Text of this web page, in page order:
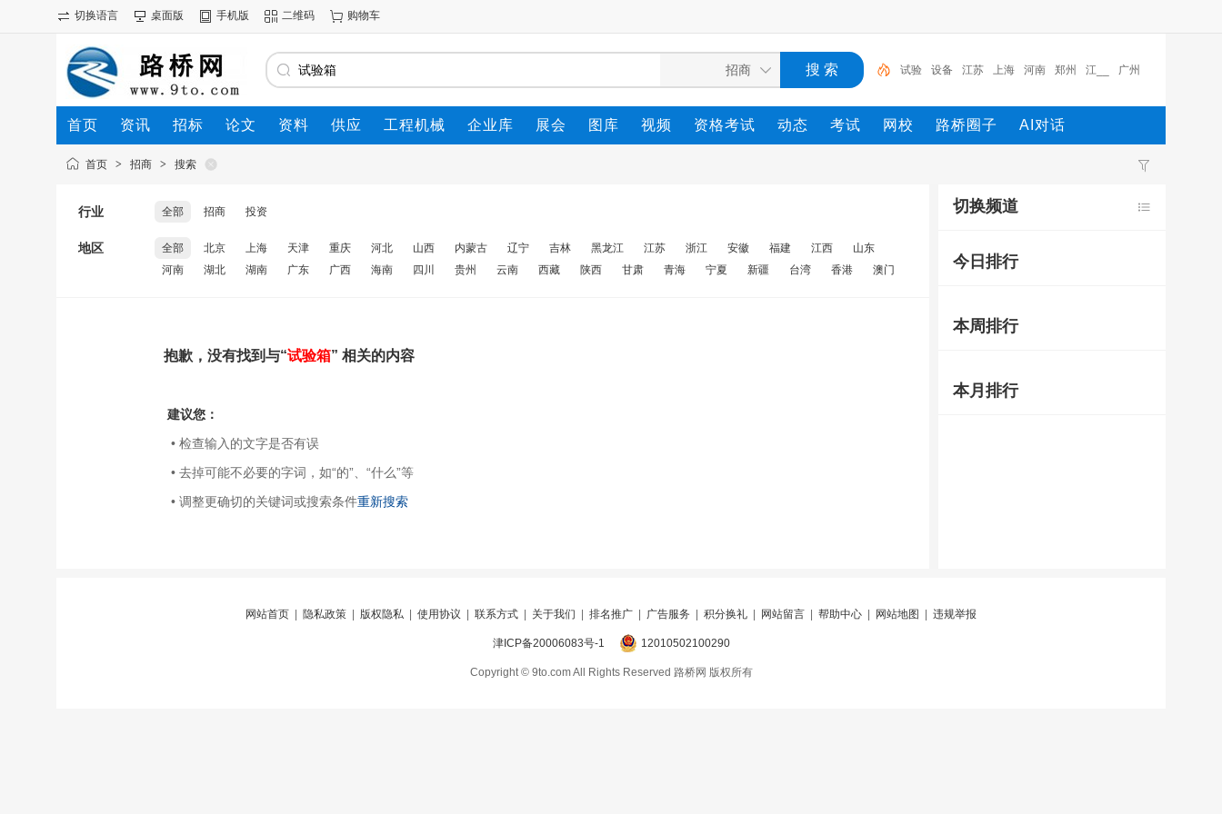
切换语言 桌面版 手机版 二维码 购物车
试验 设备 江苏 上海 河南 郑州 江__ 广州
工程 广东
首页 资讯 招标 论文 资料 供应 工程机械 企业库 展会 图库 视频 资格考试 动态 考试 网校 路桥圈子 AI对话
首页 > 招商 > 搜索
行业 全部 招商 投资
地区 全部 北京 上海 天津 重庆 河北 山西 内蒙古 辽宁 吉林 黑龙江 江苏 浙江 安徽 福建 江西
山东
河南
湖北 湖南 广东 广西 海南 四川 贵州 云南 西藏 陕西 甘肃 青海 宁夏 新疆 台湾 香港 澳门
抱歉，没有找到与“试验箱” 相关的内容
建议您：
• 检查输入的文字是否有误
• 去掉可能不必要的字词，如“的”、“什么”等
• 调整更确切的关键词或搜索条件重新搜索
切换频道
今日排行
本周排行
本月排行
网站首页 隐私政策 版权隐私 使用协议 联系方式 关于我们 排名推广 广告服务 积分换礼 网站留言 帮助中心 网站地图 违规举报
津ICP备20006083号-1 12010502100290
Copyright © 9to.com All Rights Reserved 路桥网 版权所有